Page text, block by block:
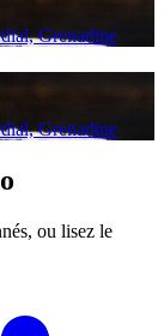
Grenadine
Grenadine
ou lisez le